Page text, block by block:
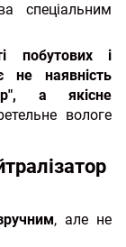
спеціальним
побутових і
не наявність
а якісне
вологе
, але не